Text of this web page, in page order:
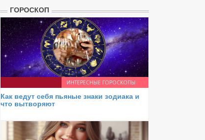
ГОРОСКОП
ИНТЕРЕСНЫЕ ГОРОСКОПЫ
Как ведут себя пьяные знаки зодиака и
что вытворяют